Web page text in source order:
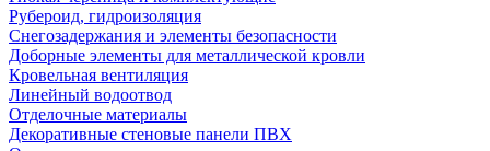
Рубероид, гидроизоляция
Снегозадержания и элементы безопасности
Доборные элементы для металлической кровли
Кровельная вентиляция
Линейный водоотвод
Отделочные материалы
Декоративные стеновые панели ПВХ